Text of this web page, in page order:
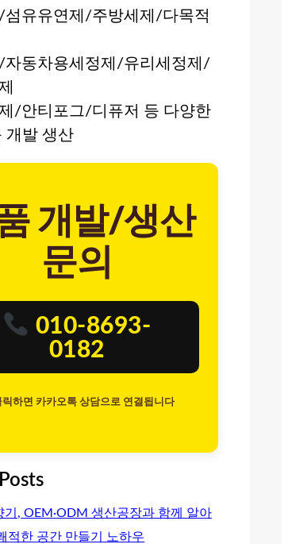
섬유유연제/주방세제/다목적
자동차용세정제/유리세정제/
/안티포그/디퓨저 등 다양한
개발 생산
개발/생산
문의
010-8693-
0182
하면 카카오톡 상담으로 연결됩니다
기, OEM·ODM 생산공장과 함께 알아
적한 공간 만들기 노하우